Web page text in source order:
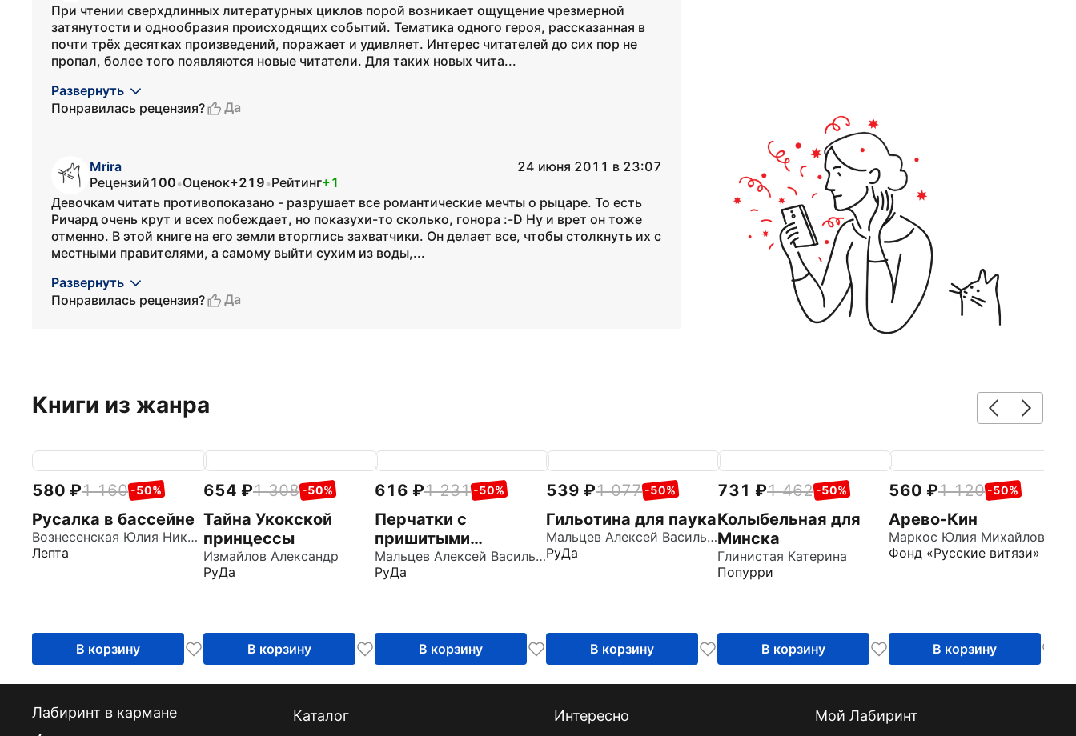
При чтении сверхдлинных литературных циклов порой возникает ощущение чрезмерной
затянутости и однообразия происходящих событий. Тематика одного героя, рассказанная в
почти трёх десятках произведений, поражает и удивляет. Интерес читателей до сих пор не
пропал, более того появляются новые читатели. Для таких новых чита...
Развернуть
Понравилась рецензия?
Да
Mrira
24 июня 2011 в 23:07
Рецензий100•Оценок+219•Рейтинг+1
Девочкам читать противопоказано - разрушает все романтические мечты о рыцаре. То есть
Ричард очень крут и всех побеждает, но показухи-то сколько, гонора :-D Ну и врет он тоже
отменно. В этой книге на его земли вторглись захватчики. Он делает все, чтобы столкнуть их с
местными правителями, а самому выйти сухим из воды,...
Развернуть
Понравилась рецензия?
Да
Книги из жанра
580 1 160 -50%
Русалка в бассейне
Вознесенская Юлия Николаевна
Лепта
В корзину
654 1 308 -50%
Тайна Укокской
принцессы
Измайлов Александр
РуДа
В корзину
616 1 231 -50%
Перчатки с
пришитыми
пальцами
Мальцев Алексей Васильевич
РуДа
В корзину
539 1 077 -50%
Гильотина для паука
Мальцев Алексей Васильевич
РуДа
В корзину
731 1 462 -50%
Колыбельная для
Минска
Глинистая Катерина
Попурри
В корзину
560 1 120 -50%
Арево-Кин
Маркос Юлия Михайловна
Фонд «Русские витязи»
В корзину
Лабиринт в кармане
Каталог
Интересно
Мой Лабиринт